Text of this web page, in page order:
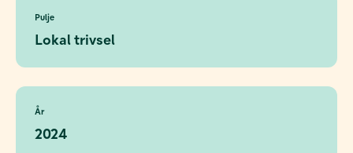
Pulje
Lokal trivsel
År
2024